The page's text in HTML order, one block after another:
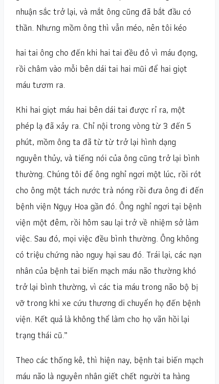
nhuận sắc trở lại, và mắt ông cũng đã bắt đầu có
thần. Nhưng mồm ông thì vẫn méo, nên tôi kéo
hai tai ông cho đến khi hai tai đều đỏ vì máu đọng,
rồi châm vào mỗi bên dái tai hai mũi để hai giọt
máu tươm ra.
Khi hai giọt máu hai bên dái tai được rỉ ra, một
phép lạ đã xảy ra. Chỉ nội trong vòng từ 3 đến 5
phút, mồm ông ta đã từ từ trở lại hình dạng
nguyên thủy, và tiếng nói của ông cũng trở lại bình
thường. Chúng tôi để ông nghỉ ngơi một lúc, rồi rót
cho ông một tách nước trà nóng rồi đưa ông đi đến
bệnh viện Ngụy Hoa gần đó. Ông nghỉ ngơi tại bệnh
viện một đêm, rồi hôm sau lại trở về nhiệm sở làm
việc. Sau đó, mọi việc đều bình thường. Ông không
có triệu chứng nào nguy hại sau đó. Trái lại, các nạn
nhân của bệnh tai biến mạch máu não thường khó
trở lại bình thường, vì các tia máu trong não bộ bị
vỡ trong khi xe cứu thương di chuyển họ đến bệnh
viện. Kết quả là không thể làm cho họ vãn hồi lại
trạng thái cũ.”
Theo các thống kê, thì hiện nay, bệnh tai biến mạch
máu não là nguyên nhân giết chết người ta hàng